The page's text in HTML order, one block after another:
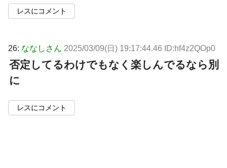
レスにコメント
26: ななしさん 2025/03/09(日) 19:17:44.46 ID:hf4z2QOp0
否定してるわけでもなく楽しんでるなら別
に
レスにコメント